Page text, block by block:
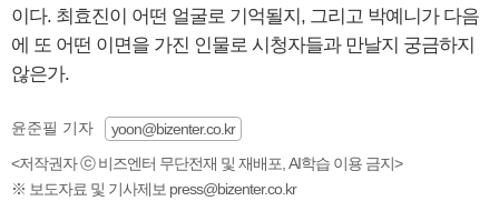
이다. 최효진이 어떤 얼굴로 기억될지, 그리고 박예니가 다음
에 또 어떤 이면을 가진 인물로 시청자들과 만날지 궁금하지
않은가.
윤준필 기자
yoon@bizenter.co.kr
<저작권자 ⓒ 비즈엔터 무단전재 및 재배포, AI학습 이용 금지>
※ 보도자료 및 기사제보 press@bizenter.co.kr